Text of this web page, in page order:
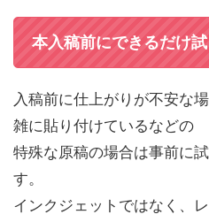
本入稿前にできるだけ
入稿前に仕上がりが不安な
雑に貼り付けているなどの
特殊な原稿の場合は事前に
す。
インクジェットではなく、